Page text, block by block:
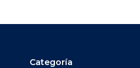
Categoría